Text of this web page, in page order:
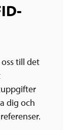
till det
dig och